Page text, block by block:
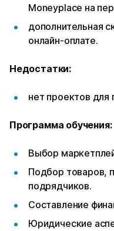
Moneyplace на
дополнительная
онлайн-оплате.
Недостатки:
нет проектов для
Программа обучения:
Выбор
Подбор товаров,
подрядчиков.
Составление
Юридические